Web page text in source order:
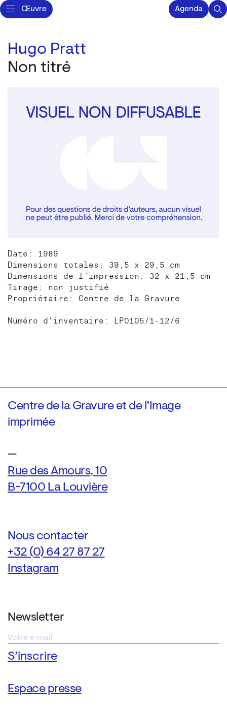
Œuvre Agenda
Hugo Pratt
Non titré
Date: 1989
Dimensions totales: 39,5 x 29,5 cm
Dimensions de l’impression: 32 x 21,5 cm
Tirage: non justifié
Propriétaire: Centre de la Gravure
Numéro d'inventaire: LP0105/1-12/6
Centre de la Gravure et de l’Image
imprimée
—
Rue des Amours, 10
B-7100 La Louvière
Nous contacter
+32 (0) 64 27 87 27
Instagram
Newsletter
Espace presse